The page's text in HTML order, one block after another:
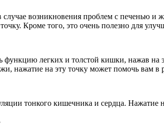
случае возникновения проблем с печенью
Кроме того, это очень полезно для
легких и толстой кишки, нажав на
нажатие на эту точку может помочь вам
тонкого кишечника и сердца.